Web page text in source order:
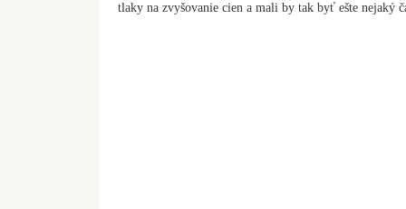
tlaky na zvyšovanie cien a mali by tak byť ešte nejaký